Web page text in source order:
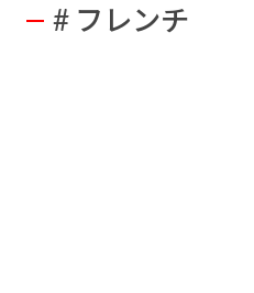
# フレンチ